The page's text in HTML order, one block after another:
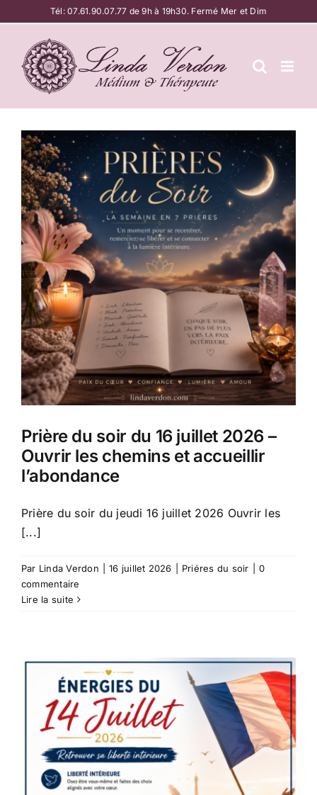
au
contenu
Tél:07.61.90.07.77 de 9h à 19h30. Fermé Mer et Dim
Prière du soir du 16 juillet 2026 –
Ouvrir les chemins et accueillir
l’abondance
Prière du soir du jeudi 16 juillet 2026 Ouvrir les
[...]
Par Linda Verdon 16 juillet 2026 Priéres du soir
0
commentaire
Lire la suite